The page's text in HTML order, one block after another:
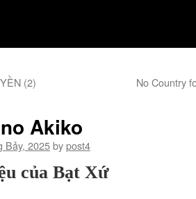
(2) No Country
Akiko
Bảy, 2025bypost4
của Bạt Xứ